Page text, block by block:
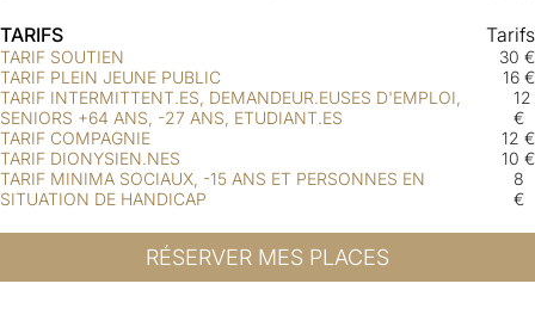
TARIFS Tarifs
TARIF SOUTIEN
30 €
TARIF PLEIN JEUNE PUBLIC
16 €
TARIF INTERMITTENT.ES, DEMANDEUR.EUSES D'EMPLOI,
SENIORS +64 ANS, -27 ANS, ETUDIANT.ES
12
€
TARIF COMPAGNIE
12 €
TARIF DIONYSIEN.NES
10 €
TARIF MINIMA SOCIAUX, -15 ANS ET PERSONNES EN
SITUATION DE HANDICAP
8
€
RÉSERVER MES PLACES